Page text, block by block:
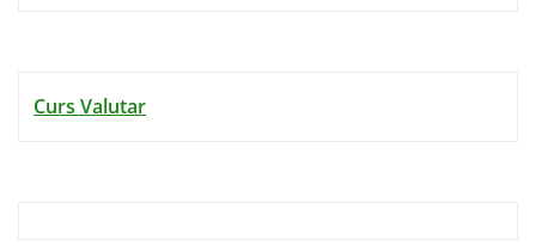
Curs Valutar